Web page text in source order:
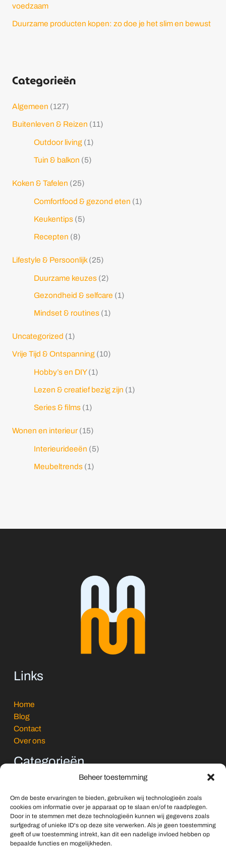
Beheer toestemming
Om de beste ervaringen te bieden, gebruiken wij technologieën zoals
cookies om informatie over je apparaat op te slaan en/of te raadplegen.
Door in te stemmen met deze technologieën kunnen wij gegevens zoals
surfgedrag of unieke ID's op deze site verwerken. Als je geen toestemming
geeft of uw toestemming intrekt, kan dit een nadelige invloed hebben op
bepaalde functies en mogelijkheden.
voedzaam
Duurzame producten kopen: zo doe je het slim en bewust
Categorieën
Algemeen (127)
Buitenleven & Reizen (11)
Outdoor living (1)
Tuin & balkon (5)
Koken & Tafelen (25)
Comfortfood & gezond eten (1)
Keukentips (5)
Recepten (8)
Lifestyle & Persoonlijk(25)
Duurzame keuzes (2)
Gezondheid & selfcare (1)
Mindset & routines (1)
Uncategorized (1)
Vrije Tijd & Ontspanning(10)
Hobby’s en DIY(1)
Lezen & creatief bezig zijn (1)
Series & films (1)
Wonen en interieur(15)
Interieurideeën (5)
Meubeltrends (1)
Links
Home
Blog
Contact
Over ons
Categorieën
Buitenleven & Reizen
Koken & Tafelen
Lifestyle & Persoonlijk
Vrije Tijd & Ontspanning